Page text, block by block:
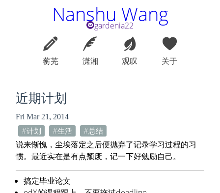
Nanshu Wang
gardenia22
蘅芜 潇湘 观叹 关于
近期计划
Fri Mar 21, 2014
计划 生活 总结
说来惭愧，尘埃落定之后便抛弃了记录学习过程的习
惯。最近实在是有点颓废，记一下好勉励自己。
搞定毕业论文